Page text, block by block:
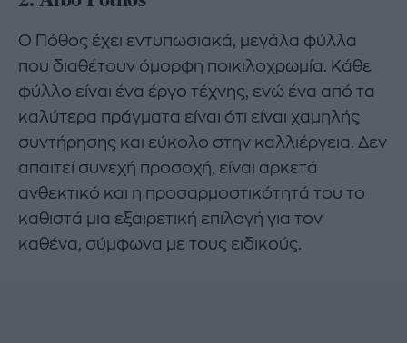
Ο Πόθος έχει εντυπωσιακά, μεγάλα φύλλα
που διαθέτουν όμορφη ποικιλοχρωμία. Κάθε
φύλλο είναι ένα έργο τέχνης, ενώ ένα από τα
καλύτερα πράγματα είναι ότι είναι χαμηλής
συντήρησης και εύκολο στην καλλιέργεια. Δεν
απαιτεί συνεχή προσοχή, είναι αρκετά
ανθεκτικό και η προσαρμοστικότητά του το
καθιστά μια εξαιρετική επιλογή για τον
καθένα, σύμφωνα με τους ειδικούς.